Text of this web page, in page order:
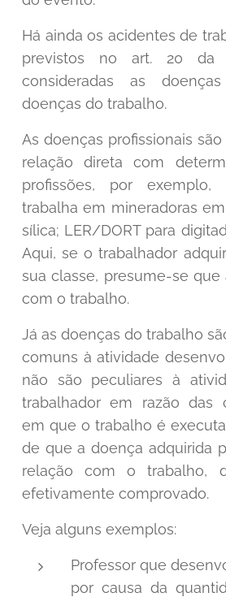
Há ainda os acidentes de
previstos no art. 20 da
consideradas as
doenças do trabalho.
As doenças profissionais
relação direta com
profissões, por
trabalha em mineradoras
sílica; LER/DORT para
Aqui, se o trabalhador
sua classe, presume-se
com o trabalho.
Já as doenças do trabalho
comuns à atividade
não são peculiares à
trabalhador em razão das
em que o trabalho é
de que a doença adquirida
relação com o trabalho,
efetivamente comprovado.
Veja alguns exemplos:
Professor que
por causa da